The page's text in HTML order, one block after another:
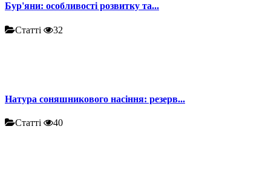
Бур'яни: особливості розвитку та...
Статті 32
Натура соняшникового насіння: резерв...
Статті 40